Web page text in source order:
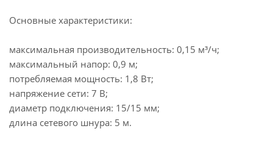
Основные характеристики:
максимальная производительность: 0,15 м³/ч;
максимальный напор: 0,9 м;
потребляемая мощность: 1,8 Вт;
напряжение сети: 7 В;
диаметр подключения: 15/15 мм;
длина сетевого шнура: 5 м.